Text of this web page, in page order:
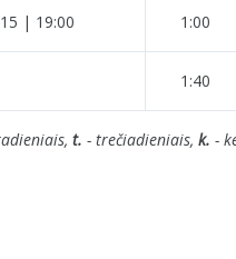
| 19:00 1:00
1:40
t. - trečiadieniais, k. -